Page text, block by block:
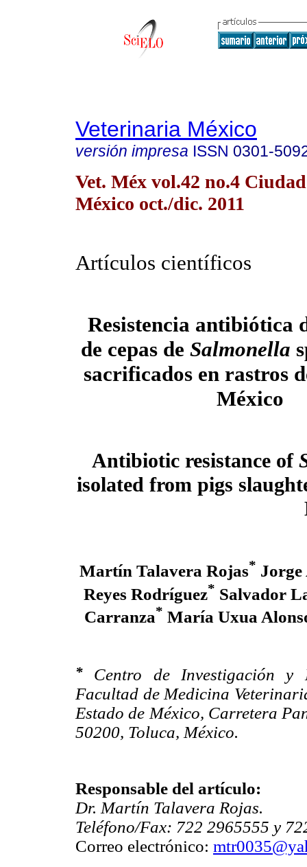
Veterinaria México
versión impresa ISSN 0301-
Vet. Méx vol.42 no.4
México oct./dic. 2011
Artículos científicos
Resistencia antibiótica
de cepas de Salmonella
sacrificados en rastros
México
Antibiotic resistance of
isolated from pigs
Martín Talavera Rojas*
Reyes Rodríguez* Salvador
Carranza* María Uxua
*
Centro de Investigación y
Facultad de Medicina
Estado de México, Carretera
50200, Toluca, México.
Responsable del artículo:
Dr. Martín Talavera Rojas.
Teléfono/Fax: 722 2965555 y
Correo electrónico: